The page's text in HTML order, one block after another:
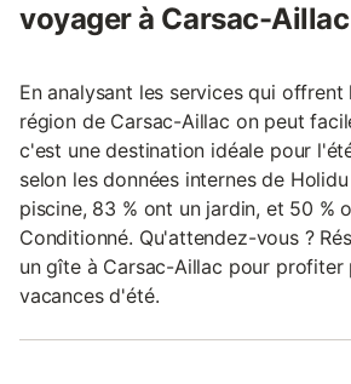
voyager à Carsac-Aillac
En analysant les services qui offrent
région de Carsac-Aillac on peut
c'est une destination idéale pour
selon les données internes de
piscine, 83 % ont un jardin, et 50 %
Conditionné. Qu'attendez-vous ?
un gîte à Carsac-Aillac pour profiter
vacances d'été.